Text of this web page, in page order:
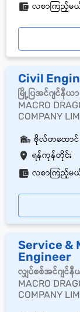
လစာကြည့်မ
Civil
မြို့ပြအင်ဂျင်နီယ
MACRO
COMPANY
ရန်ကုန်တိုင်း
ဗိုလ်တထောင်
လစာကြည့်မ
Service &
Engineer
လျှပ်စစ်အင်ဂျင်
MACRO
COMPANY